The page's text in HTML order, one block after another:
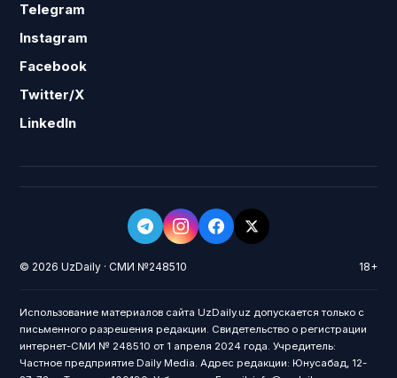
Telegram
Instagram
Facebook
Twitter/X
LinkedIn
© 2026 UzDaily · СМИ №248510 18+
Использование материалов сайта UzDaily.uz допускается только с
письменного разрешения редакции. Свидетельство о регистрации
интернет-СМИ № 248510 от 1 апреля 2024 года. Учредитель:
Частное предприятие Daily Media. Адрес редакции: Юнусабад, 12-